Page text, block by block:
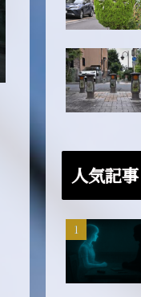
人気記事